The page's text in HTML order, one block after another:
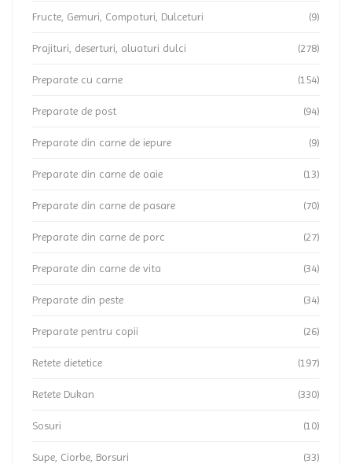
Fructe, Gemuri, Compoturi, Dulceturi (9)
Prajituri, deserturi, aluaturi dulci (278)
Preparate cu carne (154)
Preparate de post (94)
Preparate din carne de iepure (9)
Preparate din carne de oaie (13)
Preparate din carne de pasare (70)
Preparate din carne de porc (27)
Preparate din carne de vita (34)
Preparate din peste (34)
Preparate pentru copii (26)
Retete dietetice (197)
Retete Dukan (330)
Sosuri (10)
Supe, Ciorbe, Borsuri (33)